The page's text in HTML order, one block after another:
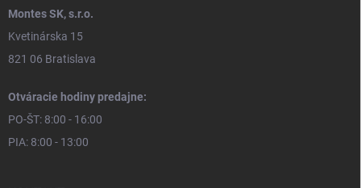
Montes SK, s.r.o.
Kvetinárska 15
821 06 Bratislava
Otváracie hodiny predajne:
PO-ŠT: 8:00 - 16:00
PIA: 8:00 - 13:00